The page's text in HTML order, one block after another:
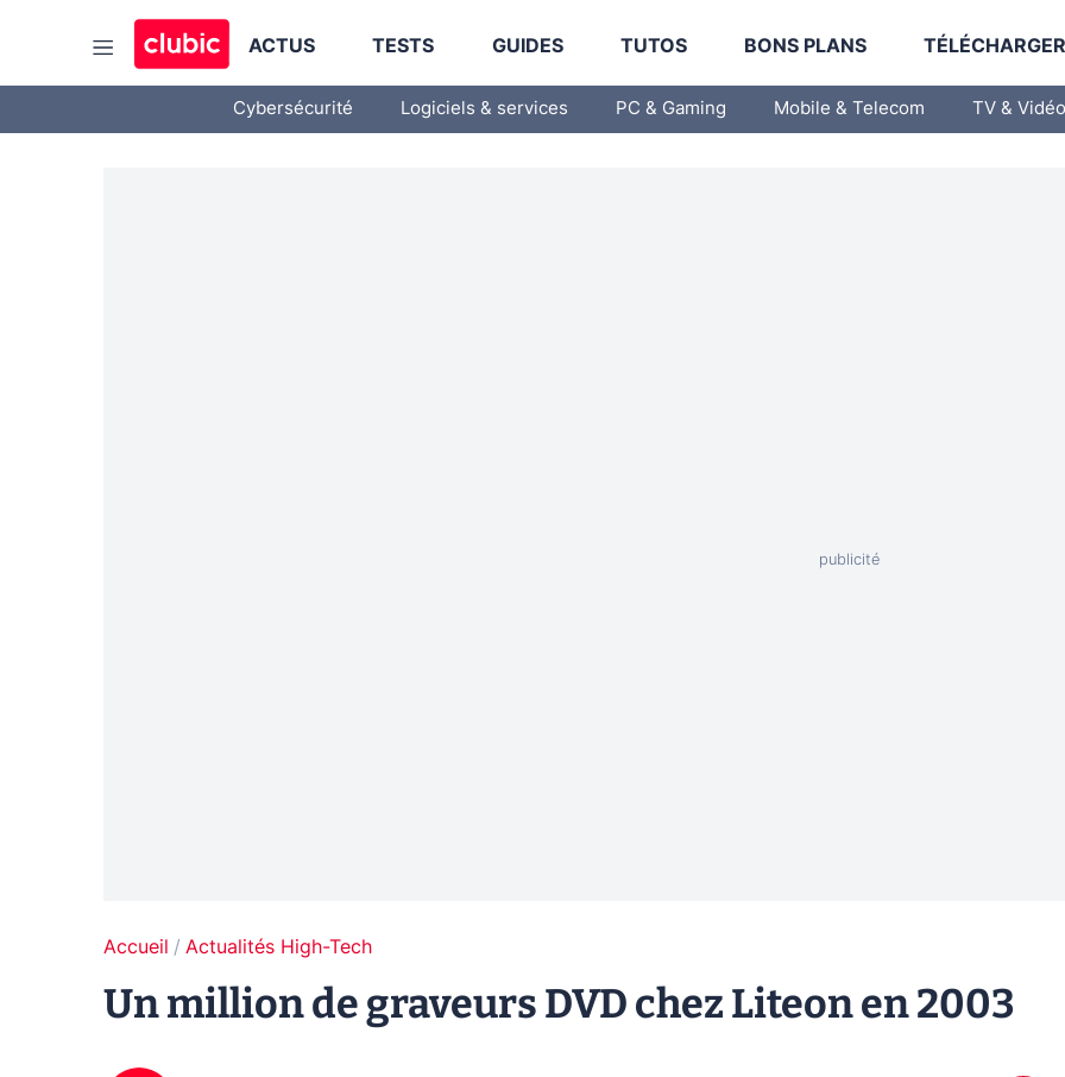
ACTUS TESTS GUIDES TUTOS BONS PLANS
Cybersécurité Logiciels & services PC & Gaming Mobile & Telecom TV & Vidéo
Accueil Actualités High-Tech
Un million de graveurs DVD chez Liteon en 2003